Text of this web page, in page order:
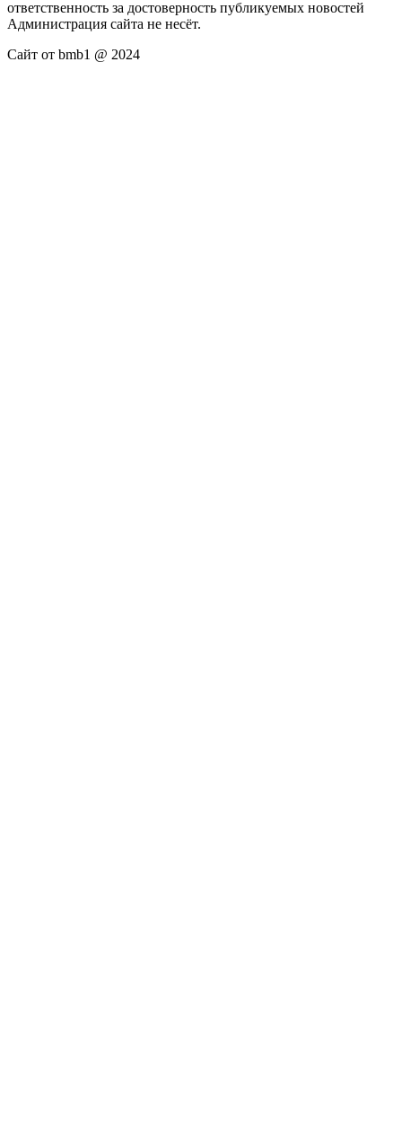
ответственность за достоверность публикуемых новостей
Администрация сайта не несёт.
Сайт от bmb1 @ 2024